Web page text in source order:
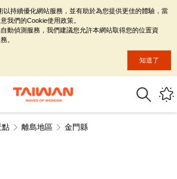
點 離島地區 金門縣
以持續優化網站服務，並有助於為您提供更佳的體驗，當
我們的Cookie使用政策。
動偵測服務，我們建議您允許本網站取得您的位置資
。
知道了